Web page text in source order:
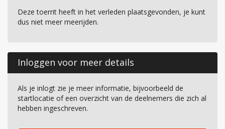
Deze toerrit heeft in het verleden plaatsgevonden, je kunt
dus niet meer meerijden.
Inloggen voor meer details
Als je inlogt zie je meer informatie, bijvoorbeeld de
startlocatie of een overzicht van de deelnemers die zich al
hebben ingeschreven.
Over Motormaatje